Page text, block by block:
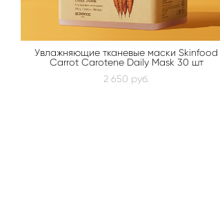
Увлажняющие тканевые маски Skinfood
Carrot Carotene Daily Mask 30 шт
2 650 pуб.